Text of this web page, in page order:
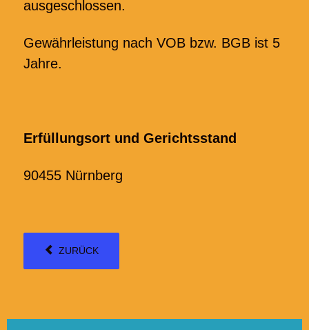
ausgeschlossen.
Gewährleistung nach VOB bzw. BGB ist 5
Jahre.
Erfüllungsort und Gerichtsstand
90455 Nürnberg
ZURÜCK